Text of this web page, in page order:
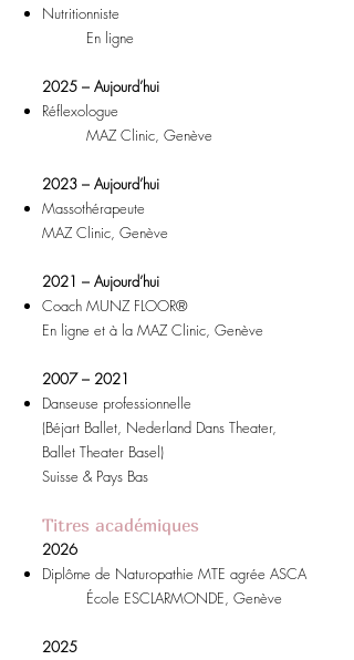
Nutritionniste
En ligne
2025 – Aujourd’hui
Réflexologue
MAZ Clinic, Genève
2023 – Aujourd’hui
Massothérapeute
MAZ Clinic, Genève
2021 – Aujourd’hui
Coach MUNZ FLOOR®
En ligne et à la MAZ Clinic, Genève
2007 – 2021
Danseuse professionnelle
(Béjart Ballet, Nederland Dans Theater,
Ballet Theater Basel)
Suisse & Pays Bas
Titres académiques
2026
Diplôme de Naturopathie MTE agrée ASCA
École ESCLARMONDE, Genève
2025